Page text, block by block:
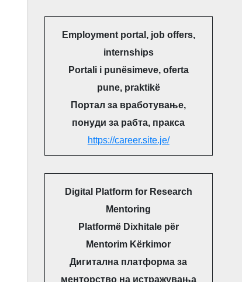
Employment portal, job offers,
internships
Portali i punësimeve, oferta
pune, praktikë
Портал за вработување,
понуди за рабта, пракса
https://career.site.je/
Digital Platform for Research
Mentoring
Platformë Dixhitale për
Mentorim Kërkimor
Дигитална платформа за
менторство на истражувања